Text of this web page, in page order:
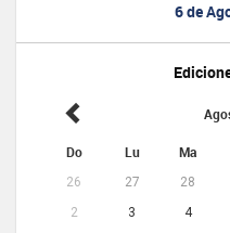
6 de
Do Lu Ma
26 27 28
2
3 4